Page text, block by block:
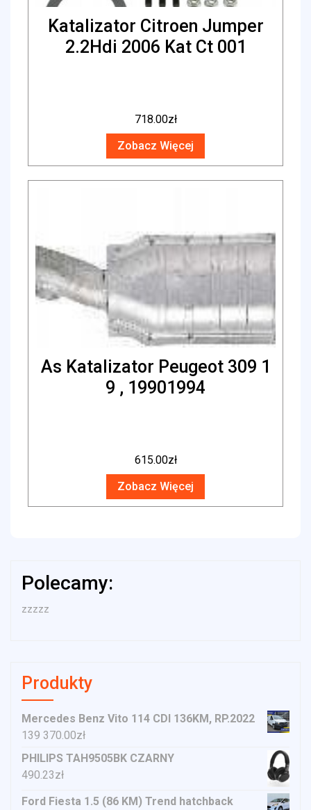
Katalizator Citroen Jumper
2.2Hdi 2006 Kat Ct 001
718.00zł
Zobacz Więcej
As Katalizator Peugeot 309 1
9 , 19901994
615.00zł
Zobacz Więcej
Polecamy:
zzzzz
Produkty
Mercedes Benz Vito 114 CDI 136KM, RP.2022
139 370.00zł
PHILIPS TAH9505BK CZARNY
490.23zł
Ford Fiesta 1.5 (86 KM) Trend hatchback